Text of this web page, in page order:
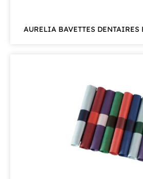
AURELIA BAVETTES